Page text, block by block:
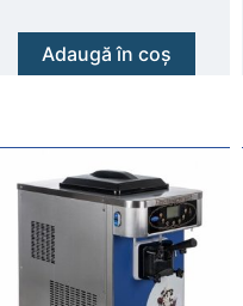
Adaugă în coș